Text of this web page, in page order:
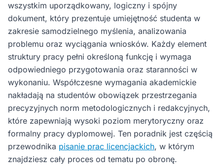
wszystkim uporządkowany, logiczny i spójny
dokument, który prezentuje umiejętność studenta w
zakresie samodzielnego myślenia, analizowania
problemu oraz wyciągania wniosków. Każdy element
struktury pracy pełni określoną funkcję i wymaga
odpowiedniego przygotowania oraz staranności w
wykonaniu. Współczesne wymagania akademickie
nakładają na studentów obowiązek przestrzegania
precyzyjnych norm metodologicznych i redakcyjnych,
które zapewniają wysoki poziom merytoryczny oraz
formalny pracy dyplomowej. Ten poradnik jest częścią
przewodnika pisanie prac licencjackich, w którym
znajdziesz cały proces od tematu po obronę.